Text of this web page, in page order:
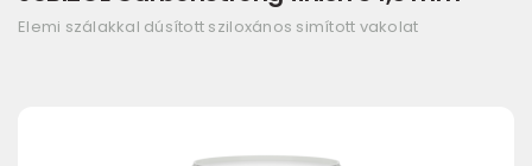
Elemi szálakkal dúsított sziloxános simított vakolat